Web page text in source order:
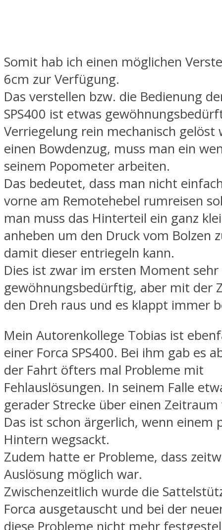
Somit hab ich einen möglichen
6cm zur Verfügung.
Das verstellen bzw. die Bedienung
SPS400 ist etwas
Verriegelung rein mechanisch gelöst
einen Bowdenzug, muss man ein
seinem Popometer arbeiten.
Das bedeutet, dass man nicht
vorne am Remotehebel rumreisen
man muss das Hinterteil ein ganz
anheben um den Druck vom Bolzen
damit dieser entriegeln kann.
Dies ist zwar im ersten Moment sehr
gewöhnungsbedürftig, aber mit der
den Dreh raus und es klappt immer
Mein Autorenkollege Tobias ist
einer Forca SPS400. Bei ihm gab es
der Fahrt öfters mal Probleme mit
Fehlauslösungen. In seinem Falle
gerader Strecke über einen
Das ist schon ärgerlich, wenn einem
Hintern wegsackt.
Zudem hatte er Probleme, dass
Auslösung möglich war.
Zwischenzeitlich wurde die
Forca ausgetauscht und bei der
diese Probleme nicht mehr